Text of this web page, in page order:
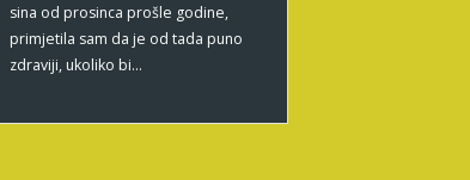
sina od prosinca prošle godine,
primjetila sam da je od tada puno
zdraviji, ukoliko bi…